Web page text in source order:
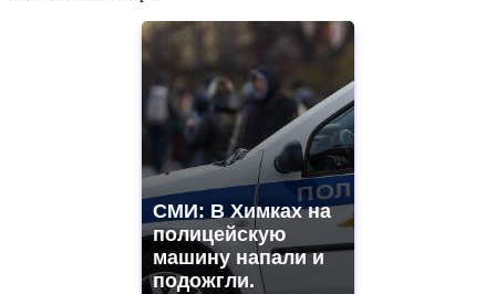
СМИ: В Химках на
полицейскую
машину напали и
подожгли.